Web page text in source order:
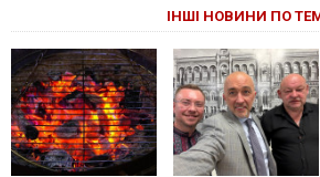
ІНШІ НОВИНИ ПО